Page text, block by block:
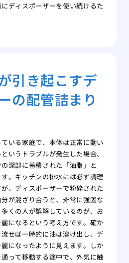
ディスポーザーを使い続けるた
引き起こすデ
の配管詰まり
いる家庭で、本体は正常に動い
いうトラブルが発生した場合、
深部に蓄積された「油脂」と
す。キッチンの排水には必ず調理
、ディスポーザーで粉砕された
が混ざり合うと、非常に強固な
くの人が誤解しているのが、お
になるという考え方です。確か
せば一時的に油は溶け出し、デ
になったように見えます。しか
って移動する途中で、外気に触